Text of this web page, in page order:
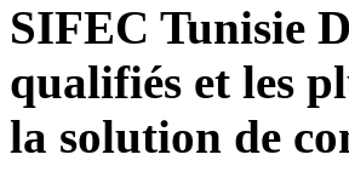
SIFEC Tunisie
qualifiés et les
la solution de